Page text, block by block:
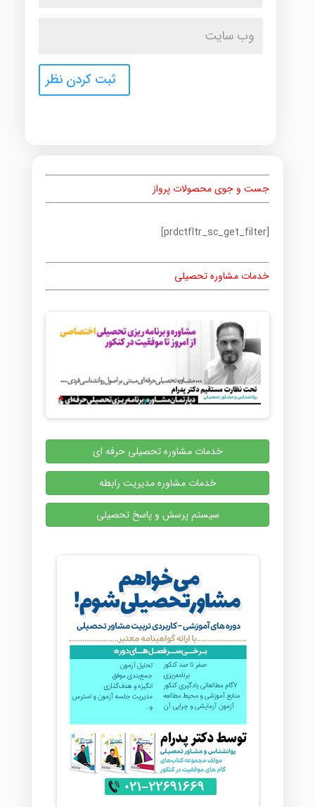
جست و جوی محصولات پرواز
[prdctfltr_sc_get_filter]
خدمات مشاوره تحصیلی
خدمات مشاوره تحصیلی حرفه ای
خدمات مشاوره مدیریت رابطه
سیستم پرسش و پاسخ تحصیلی